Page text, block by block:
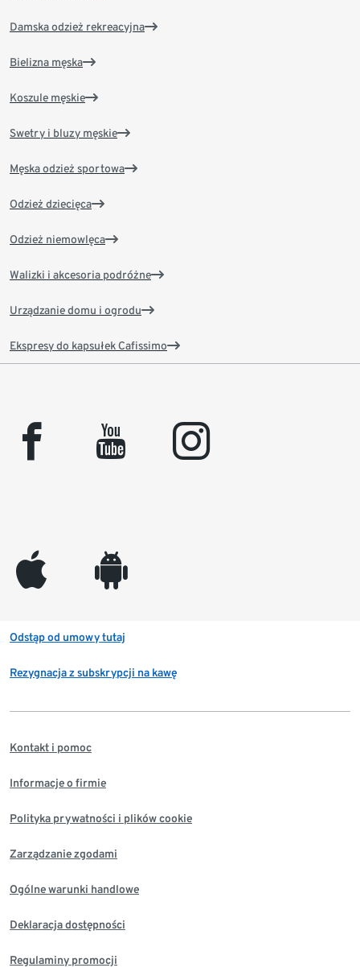
Damska odzież rekreacyjna
Bielizna męska
Koszule męskie
Swetry i bluzy męskie
Męska odzież sportowa
Odzież dziecięca
Odzież niemowlęca
Walizki i akcesoria podróżne
Urządzanie domu i ogrodu
Ekspresy do kapsułek Cafissimo
facebook youtube instagram
appleinc android
Odstąp od umowy tutaj
Rezygnacja z subskrypcji na kawę
Kontakt i pomoc
Informacje o firmie
Polityka prywatności i plików cookie
Zarządzanie zgodami
Ogólne warunki handlowe
Deklaracja dostępności
Regulaminy promocji